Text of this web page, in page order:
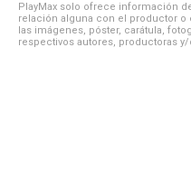
PlayMax solo ofrece información
relación alguna con el productor o
las imágenes, póster, carátula,
respectivos autores, productoras